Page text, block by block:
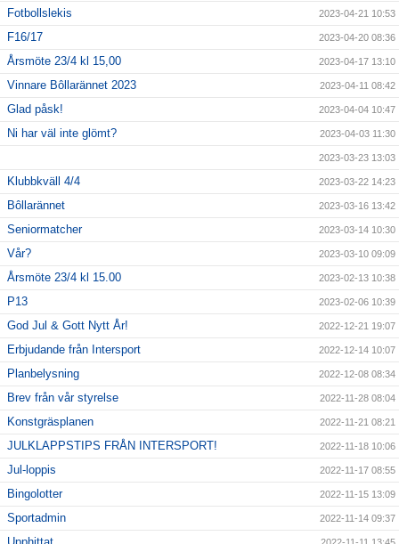
Fotbollslekis 2023-04-21 10:53
F16/17 2023-04-20 08:36
Årsmöte 23/4 kl 15,00 2023-04-17 13:10
Vinnare Bôllarännet 2023 2023-04-11 08:42
Glad påsk! 2023-04-04 10:47
Ni har väl inte glömt? 2023-04-03 11:30
2023-03-23 13:03
Klubbkväll 4/4 2023-03-22 14:23
Bôllarännet 2023-03-16 13:42
Seniormatcher 2023-03-14 10:30
Vår? 2023-03-10 09:09
Årsmöte 23/4 kl 15.00 2023-02-13 10:38
P13 2023-02-06 10:39
God Jul & Gott Nytt År! 2022-12-21 19:07
Erbjudande från Intersport 2022-12-14 10:07
Planbelysning 2022-12-08 08:34
Brev från vår styrelse 2022-11-28 08:04
Konstgräsplanen 2022-11-21 08:21
JULKLAPPSTIPS FRÅN INTERSPORT! 2022-11-18 10:06
Jul-loppis 2022-11-17 08:55
Bingolotter 2022-11-15 13:09
Sportadmin 2022-11-14 09:37